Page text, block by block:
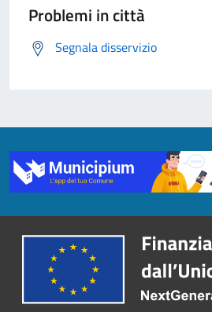
Problemi in città
Segnala disservizio